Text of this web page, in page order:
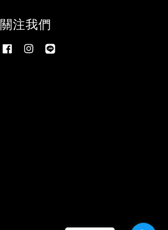
關注我們
Facebook Instagram